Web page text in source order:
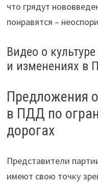
что грядут
понравятся –
Видео о
и изменениях в
Предложения
в ПДД по
дорогах
Представители
имеют свою точку